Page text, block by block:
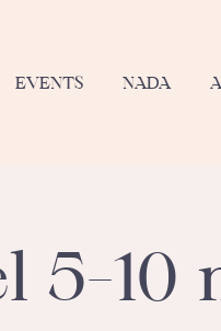
EVENTS NADA
5-10